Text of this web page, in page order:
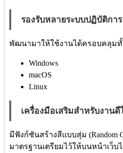
รองรับหลายระบบปฏิบัติการ
พัฒนามาให้ใช้งานได้ครอบคลุมทั้
Windows
macOS
Linux
เครื่องมือเสริมสำหรับงาน
มีฟังก์ชันสร้างสีแบบสุ่ม (Random
มาตรฐานเตรียมไว้ให้บนหน้าเว็